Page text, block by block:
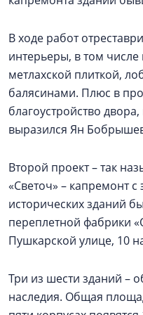
В ходе работ
интерьеры, в том
метлахской плиткой,
балясинами. Плюс в
благоустройство
выразился Ян
Второй проект – так
«Светоч» – капремонт
исторических зданий
переплетной фабрики
Пушкарской улице, 10
Три из шести зданий –
наследия. Общая